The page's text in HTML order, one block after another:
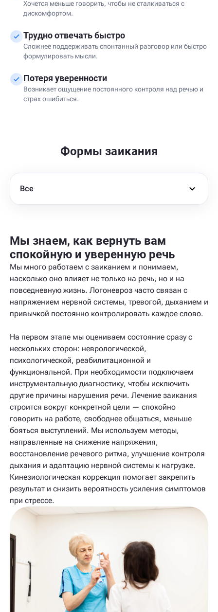
Хочется меньше говорить, чтобы не сталкиваться с
дискомфортом.
Трудно отвечать быстро
Сложнее поддерживать спонтанный разговор или быстро
формулировать мысли.
Потеря уверенности
Возникает ощущение постоянного контроля над речью и
страх ошибиться.
Формы заикания
Все
Мы знаем, как вернуть вам
спокойную и уверенную речь
Мы много работаем с заиканием и понимаем,
насколько оно влияет не только на речь, но и на
повседневную жизнь. Логоневроз часто связан с
напряжением нервной системы, тревогой, дыханием и
привычкой постоянно контролировать каждое слово.
На первом этапе мы оцениваем состояние сразу с
нескольких сторон: неврологической,
психологической, реабилитационной и
функциональной. При необходимости подключаем
инструментальную диагностику, чтобы исключить
другие причины нарушения речи. Лечение заикания
строится вокруг конкретной цели — спокойно
говорить на работе, свободнее общаться, меньше
бояться выступлений. Мы используем методы,
направленные на снижение напряжения,
восстановление речевого ритма, улучшение контроля
дыхания и адаптацию нервной системы к нагрузке.
Кинезиологическая коррекция помогает закрепить
результат и снизить вероятность усиления симптомов
при стрессе.